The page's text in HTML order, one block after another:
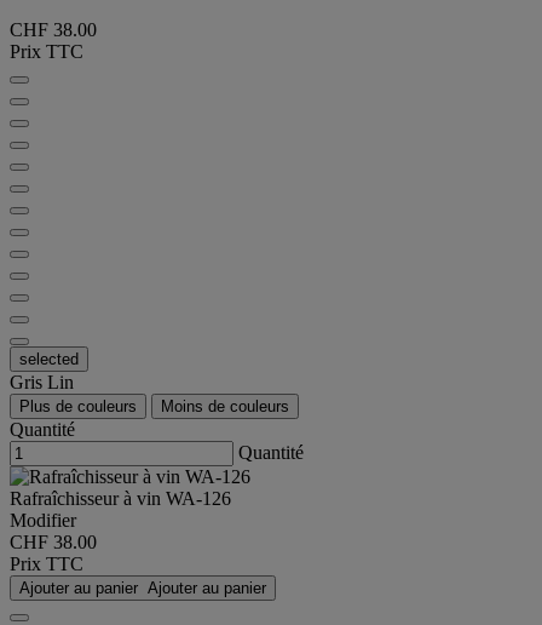
CHF 38.00
Prix TTC
selected
Gris Lin
Plus de couleurs Moins de couleurs
Quantité
Quantité
Rafraîchisseur à vin WA-126
Modifier
CHF 38.00
Prix TTC
Ajouter au panier Ajouter au panier